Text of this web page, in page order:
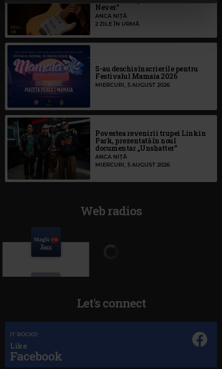
continuați să utilizați website-ul nostru, sunteți de acord
cu utilizarea modulelor noastre cookie.
Never”
ANCA NIȚĂ
2 ZILE ÎN URMĂ
S-au deschis înscrierile pentru
Festivalul Mamaia 2026
MIERCURI, 5 AUGUST 2026
Povestea revenirii trupei Linkin
Park, prezentată în noul
documentar „Unshatter”
ANCA NIȚĂ
MIERCURI, 5 AUGUST 2026
Web radios
Magic Jazz
FRANK SINATRA –MY WAY
Let's connect
IT ROCKS!
Like
Facebook